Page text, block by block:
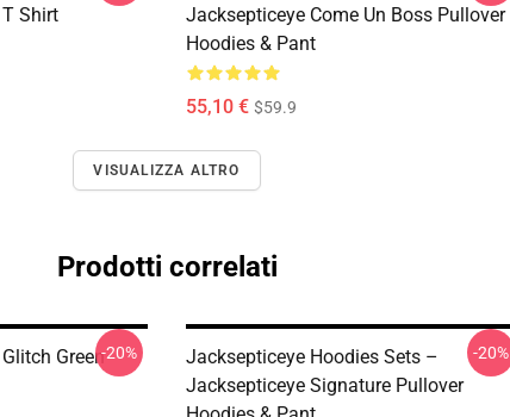
Shirt
Jacksepticeye Come Un Boss Pullover
Hoodies & Pant
55,10 € $59.9
VISUALIZZA ALTRO
Prodotti correlati
Green-20%
Jacksepticeye Hoodies Sets –
Jacksepticeye Signature Pullover
-20%